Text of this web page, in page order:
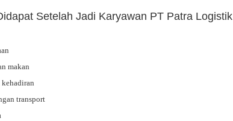
Setelah Jadi Karyawan PT Patra Logistik
makan
transport